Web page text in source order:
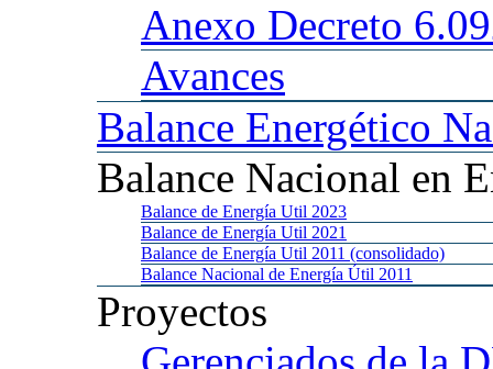
Anexo Decreto
Avances
Balance Energético
Balance Nacional en
Balance de Energía Util 2023
Balance de Energía Util 2021
Balance de Energía Util 2011 (consolidado)
Balance Nacional de Energía Útil 2011
Proyectos